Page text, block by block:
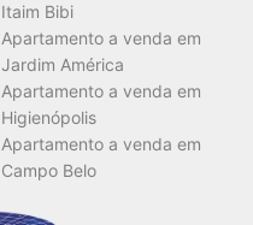
Itaim Bibi
Apartamento a venda em
Jardim América
Apartamento a venda em
Higienópolis
Apartamento a venda em
Campo Belo